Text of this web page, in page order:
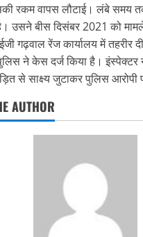
रकम वापस लौटाई। लंबे समय
उसने बीस दिसंबर 2021 को
गढ़वाल रेंज कार्यालय में तहरीर
ने केस दर्ज किया है।
से साक्ष्य जुटाकर पुलिस आरोपी
AUTHOR